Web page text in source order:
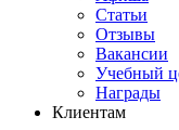
Статьи
Отзывы
Вакансии
Учебный
Награды
Клиентам